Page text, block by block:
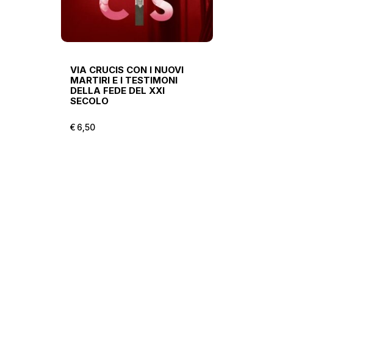
VIA CRUCIS CON I NUOVI
MARTIRI E I TESTIMONI
DELLA FEDE DEL XXI
SECOLO
€ 6,50
€6,50